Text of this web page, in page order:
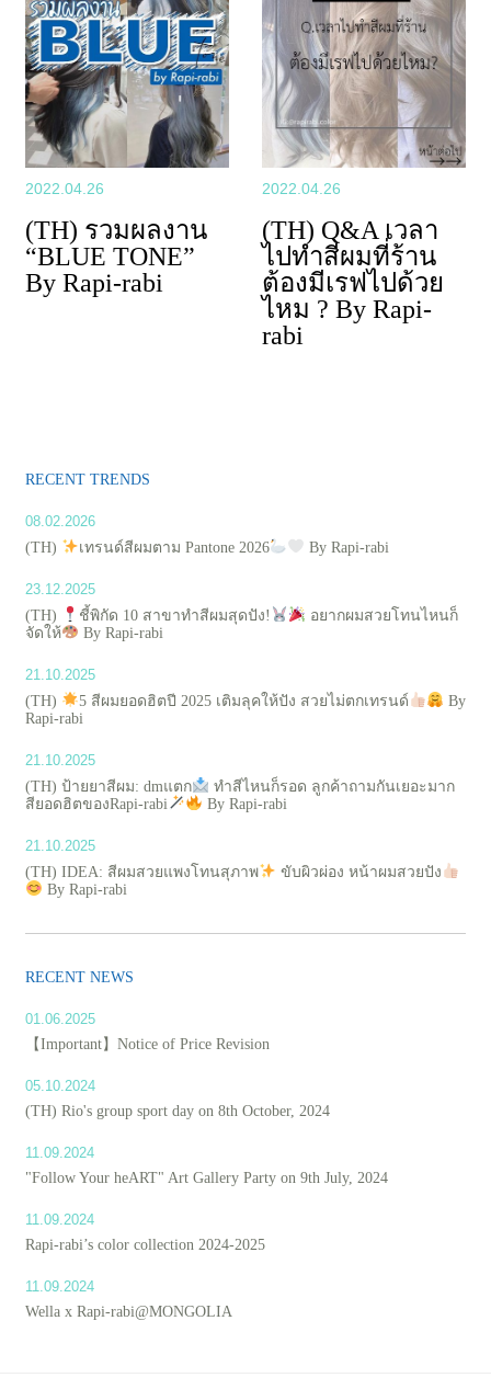
RECENT TRENDS
08.02.2026
(TH)
เทรนด์สีผมตาม Pantone 2026 By Rapi-rabi
23.12.2025
(TH)
ชี้พิกัด 10 สาขาทำสีผมสุดปัง!
อยากผมสวยโทนไหนก็
จัดให้
By Rapi-rabi
21.10.2025
(TH)
5 สีผมยอดฮิตปี 2025 เติมลุคให้ปัง สวยไม่ตกเทรนด์
By
Rapi-rabi
21.10.2025
(TH) ป้ายยาสีผม: dmแตก
ทำสีไหนก็รอด ลูกค้าถามกันเยอะมาก
สียอดฮิตของRapi-rabi
By Rapi-rabi
21.10.2025
(TH) IDEA: สีผมสวยแพงโทนสุภาพ
ขับผิวผ่อง หน้าผมสวยปัง
By Rapi-rabi
RECENT NEWS
01.06.2025
【Important】Notice of Price Revision
05.10.2024
(TH) Rio's group sport day on 8th October, 2024
11.09.2024
"Follow Your heART" Art Gallery Party on 9th July, 2024
11.09.2024
Rapi-rabi’s color collection 2024-2025
11.09.2024
Wella x Rapi-rabi@MONGOLIA
2022.04.26
(TH) รวมผลงาน
“BLUE TONE”
By Rapi-rabi
2022.04.26
(TH) Q&A เวลา
ไปทำสีผมที่ร้าน
ต้องมีเรฟไปด้วย
ไหม ? By Rapi-
rabi